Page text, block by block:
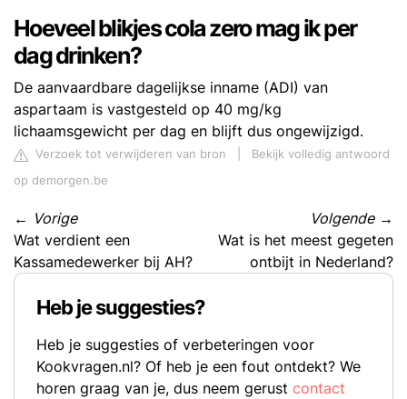
Hoeveel blikjes cola zero mag ik per
dag drinken?
De aanvaardbare dagelijkse inname (ADI) van
aspartaam is vastgesteld op 40 mg/kg
lichaamsgewicht per dag en blijft dus ongewijzigd.
Verzoek tot verwijderen van bron
Bekijk volledig antwoord
op demorgen.be
← Vorige
Wat verdient een
Kassamedewerker bij AH?
Volgende→
Wat is het meest gegeten
ontbijt in Nederland?
Heb je suggesties?
Heb je suggesties of verbeteringen voor
Kookvragen.nl? Of heb je een fout ontdekt? We
horen graag van je, dus neem gerust contact